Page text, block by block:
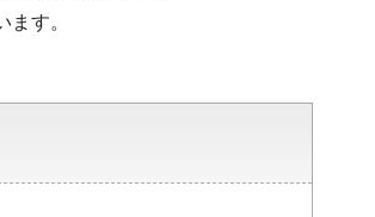
ます。